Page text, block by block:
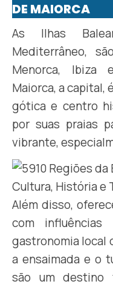
DE MAIORCA
As Ilhas
Mediterrâneo,
Menorca, Ibiza
Maiorca, a capital,
gótica e centro
por suas praias
vibrante,
Além disso,
com influências
gastronomia local
a ensaimada e o
são um destino